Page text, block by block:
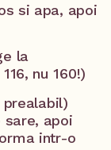
si apa, apoi
la
nu 160!)
sare, apoi
intr-o